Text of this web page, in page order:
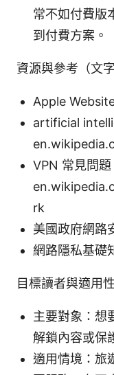
常不如付費版
到付費方案。
資源與參考（文
Apple
artificial
VPN 常見問
rk
美國政府網路
網路隱私基
目標讀者與適用
主要對象：想
解鎖內容或保
適用情境：旅